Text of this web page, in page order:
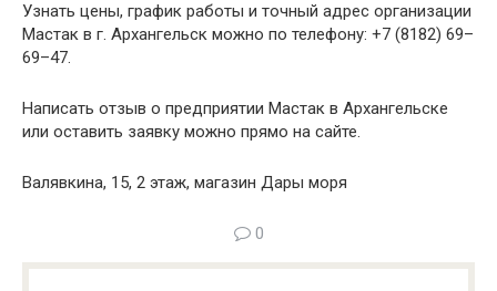
Узнать цены, график работы и точный адрес организации
Мастак в г. Архангельск можно по телефону: +7 (8182) 69–
69–47.
Написать отзыв о предприятии Мастак в Архангельске
или оставить заявку можно прямо на сайте.
Валявкина, 15, 2 этаж, магазин Дары моря
0